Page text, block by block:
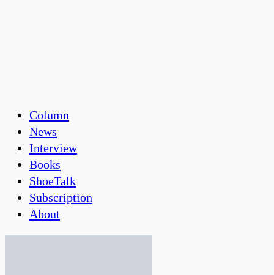
Column
News
Interview
Books
ShoeTalk
Subscription
About